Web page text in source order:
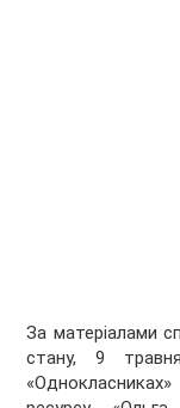
За матеріалами
стану, 9